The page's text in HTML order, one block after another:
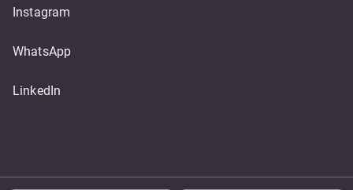
Instagram
WhatsApp
LinkedIn